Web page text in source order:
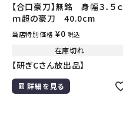
【合口豪刀】無銘 身幅３．５ｃ
ｍ超の豪刀 40.0cm
当店特別価格 ¥0 税込
在庫切れ
【研ぎCさん放出品】
詳細を見る